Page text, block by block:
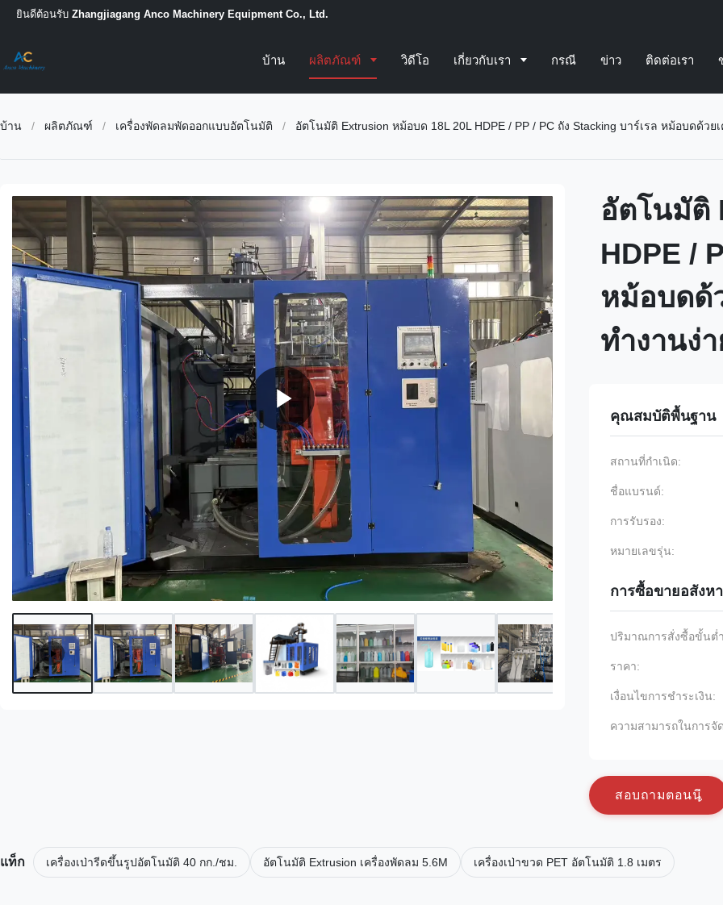
ยินดีต้อนรับ Zhangjiagang Anco Machinery Equipment Co., Ltd.
บ้าน ผลิตภัณฑ์ วิดีโอ เกี่ยวกับเรา กรณี ข่าว ติดต่อเรา
บ้าน / ผลิตภัณฑ์ / เครื่องพัดลมพัดออกแบบอัตโนมัติ / อัตโนมัติ Extrusion หม้อบด 18L 20L HDPE / PP / PC ถัง Stacking บาร์เรล หม้อบดด้วย
อัตโนมัติ
HDPE /
หม้อบดด้
ทํางานง่
คุณสมบัติพื้นฐาน
สถานที่กำเนิด:
ชื่อแบรนด์:
การรับรอง:
หมายเลขรุ่น:
การซื้อขายอสังห
ปริมาณการสั่งซื้อขั้นต่
ราคา:
เงื่อนไขการชำระเงิน:
ความสามารถในการจั
สอบถามตอนน
แท็ก เครื่องเป่ารีดขึ้นรูปอัตโนมัติ 40 กก./ชม. อัตโนมัติ Extrusion เครื่องพัดลม 5.6M เครื่องเป่าขวด PET อัตโนมัติ 1.8 เมตร